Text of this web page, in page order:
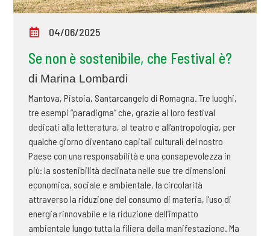
04/06/2025
Se non è sostenibile, che Festival è?
di Marina Lombardi
Mantova, Pistoia, Santarcangelo di Romagna. Tre luoghi,
tre esempi “paradigma” che, grazie ai loro festival
dedicati alla letteratura, al teatro e all’antropologia, per
qualche giorno diventano capitali culturali del nostro
Paese con una responsabilità e una consapevolezza in
più: la sostenibilità declinata nelle sue tre dimensioni
economica, sociale e ambientale, la circolarità
attraverso la riduzione del consumo di materia, l’uso di
energia rinnovabile e la riduzione dell’impatto
ambientale lungo tutta la filiera della manifestazione. Ma